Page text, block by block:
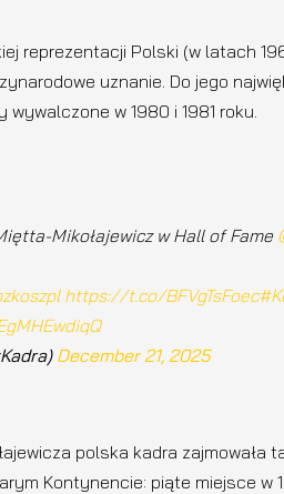
reprezentacji Polski (w latach
uznanie. Do jego
w 1980 i 1981 roku.
Mikołajewicz w Hall of Fame
https://t.co/BFVgTsFoec
December 21, 2025
polska kadra
Kontynencie: piąte miejsce w